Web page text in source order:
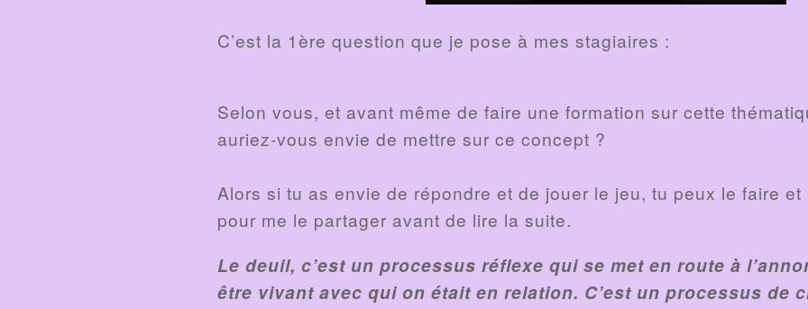
C’est la 1ère question que je pose à mes stagiaires :
Selon vous, et avant même de faire une formation sur cette
auriez-vous envie de mettre sur ce concept ?
Alors si tu as envie de répondre et de jouer le jeu, tu peux le faire et
pour me le partager avant de lire la suite.
Le deuil, c’est un processus réflexe qui se met en route à
être vivant avec qui on était en relation. C’est un processus de